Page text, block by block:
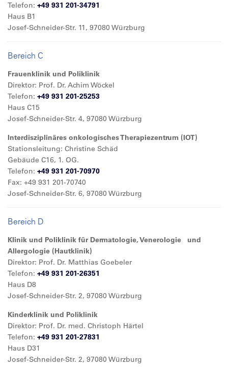
Telefon: +49 931 201-34791
Haus B1
Josef-Schneider-Str. 11, 97080 Würzburg
Bereich C
Frauenklinik und Poliklinik
Direktor: Prof. Dr. Achim Wöckel
Telefon: +49 931 201-25253
Haus C15
Josef-Schneider-Str. 4, 97080 Würzburg
Interdisziplinäres onkologisches Therapiezentrum (IOT)
Stationsleitung: Christine Schäd
Gebäude C16, 1. OG.
Telefon: +49 931 201-70970
Fax: +49 931 201-70740
Josef-Schneider-Str. 6, 97080 Würzburg
Bereich D
Klinik und Poliklinik für Dermatologie, Venerologie und
Allergologie (Hautklinik)
Direktor: Prof. Dr. Matthias Goebeler
Telefon: +49 931 201-26351
Haus D8
Josef-Schneider-Str. 2, 97080 Würzburg
Kinderklinik und Poliklinik
Direktor: Prof. Dr. med. Christoph Härtel
Telefon: +49 931 201-27831
Haus D31
Josef-Schneider-Str. 2, 97080 Würzburg